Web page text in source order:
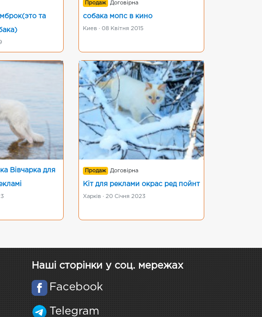
та
Продаж Договірна
собака мопс в кино
Киев · 08 Квітня 2015
Вівчарка для Продаж Договірна
Кіт для реклами окрас ред пойнт
Харків · 20 Січня 2023
Наші сторінки у соц. мережах
Facebook
Telegram